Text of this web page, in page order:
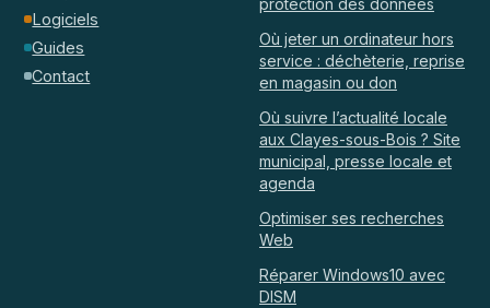
Logiciels
Guides
Contact
protection des données
Où jeter un ordinateur hors
service : déchèterie, reprise
en magasin ou don
Où suivre l’actualité locale
aux Clayes-sous-Bois ? Site
municipal, presse locale et
agenda
Optimiser ses recherches
Web
Réparer Windows10 avec
DISM